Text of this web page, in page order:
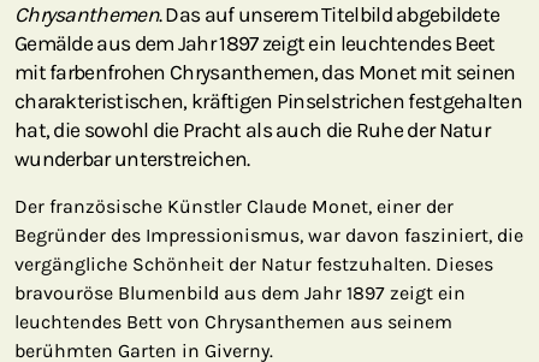
Chrysanthemen. Das auf unserem Titelbild abgebildete
Gemälde aus dem Jahr 1897 zeigt ein leuchtendes Beet
mit farbenfrohen Chrysanthemen, das Monet mit seinen
charakteristischen, kräftigen Pinselstrichen festgehalten
hat, die sowohl die Pracht als auch die Ruhe der Natur
wunderbar unterstreichen.
Der französische Künstler Claude Monet, einer der
Begründer des Impressionismus, war davon fasziniert, die
vergängliche Schönheit der Natur festzuhalten. Dieses
bravouröse Blumenbild aus dem Jahr 1897 zeigt ein
leuchtendes Bett von Chrysanthemen aus seinem
berühmten Garten in Giverny.